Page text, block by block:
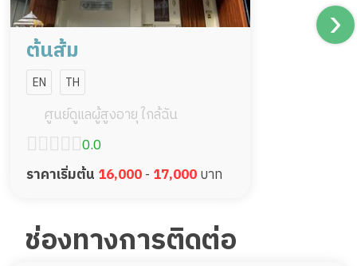
ต้นส้ม
EN TH
ศูนย์ดูแลผู้สูงอายุ ใกล้ฉัน
0.0
ราคาเริ่มต้น 16,000- 17,000บาท
ช่องทางการติดต่อ